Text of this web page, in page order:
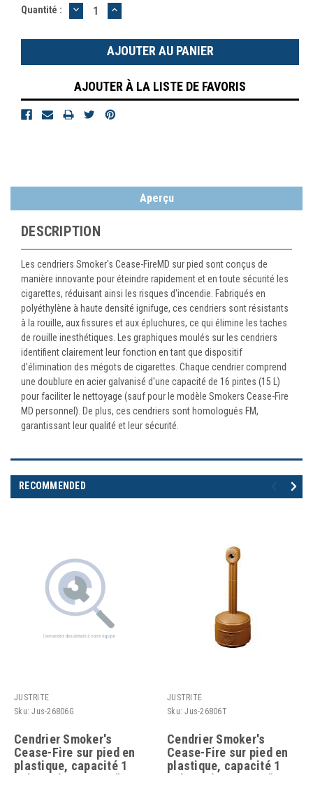
Quantité : DIMINUER
LA
:
AUGMENTER
LA
:
AJOUTER À LA LISTE DE FAVORIS
Aperçu
DESCRIPTION
Les cendriers Smoker's Cease-FireMD sur pied sont conçus de
manière innovante pour éteindre rapidement et en toute sécurité les
cigarettes, réduisant ainsi les risques d'incendie. Fabriqués en
polyéthylène à haute densité ignifuge, ces cendriers sont résistants
à la rouille, aux fissures et aux épluchures, ce qui élimine les taches
de rouille inesthétiques. Les graphiques moulés sur les cendriers
identifient clairement leur fonction en tant que dispositif
d'élimination des mégots de cigarettes. Chaque cendrier comprend
une doublure en acier galvanisé d'une capacité de 16 pintes (15 L)
pour faciliter le nettoyage (sauf pour le modèle Smokers Cease-Fire
MD personnel). De plus, ces cendriers sont homologués FM,
garantissant leur qualité et leur sécurité.
RECOMMENDED
JUSTRITE
Sku: Jus-26806G
Cendrier Smoker's
Cease-Fire sur pied en
plastique, capacité 1
gal. US, hauteur 30"
JUSTRITE
Sku: Jus-26806T
Cendrier Smoker's
Cease-Fire sur pied en
plastique, capacité 1
gal. US, hauteur 30"